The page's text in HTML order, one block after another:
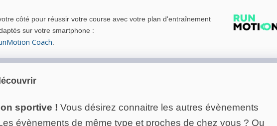
côté pour réussir votre course avec votre plan d'entraînement
sur votre smartphone :
Coach.
sportive ! Vous désirez connaitre les autres évènements
évènements de même type et proches de chez vous ? Ou